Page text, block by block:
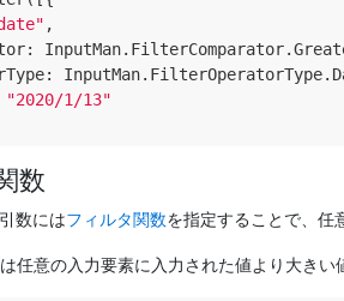
,
:
:
"2020/1/13"
数
数にはフィルタ関数を指定することで、任
任意の入力要素に入力された値より大きい